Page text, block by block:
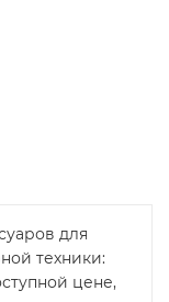
для
техники:
цене,